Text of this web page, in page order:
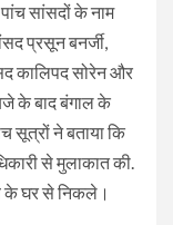
सांसदों के नाम
प्रसून बनर्जी,
कालिपद सोरेन और
के बाद बंगाल के
सूत्रों ने बताया कि
से मुलाकात की.
के घर से निकले।